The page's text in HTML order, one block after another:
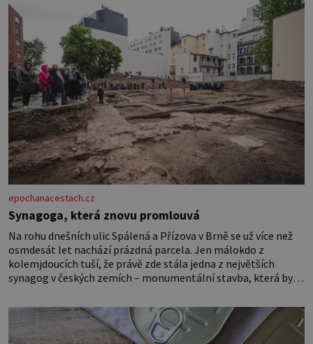
epochanacestach.cz
Synagoga, která znovu promlouvá
Na rohu dnešních ulic Spálená a Přízova v Brně se už více než
osmdesát let nachází prázdná parcela. Jen málokdo z
kolemjdoucích tuší, že právě zde stála jedna z největších
synagog v českých zemích – monumentální stavba, která byla
komunity. Brněnská Velká synagoga byla slavnostně otevřena